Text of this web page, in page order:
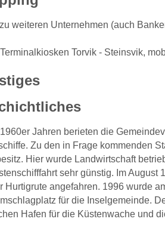
weiteren Unternehmen (auch
Terminalkiosken Torvik - Steinsvik,
1960er Jahren berieten die
Zu den in Frage kommenden
Hier wurde Landwirtschaft
sehr günstig. Im
Hurtigrute angefahren. 1996 wurde
für die Inselgemeinde.
Hafen für die Küstenwache und